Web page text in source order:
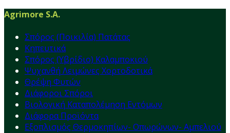
Agrimore S.A.
Σπόρος (Ποικιλία) Πατάτας
Κηπευτικά
Σπόρος (Υβρίδιο) Καλαμποκιού
Ψυχανθή Λειμώνες Χορτοδοτικά
Θρέψη Φυτών
Διάφοροι Σπόροι
Βιολογική Καταπολέμηση Εντόμων
Διάφορα Προϊόντα
Εξοπλισμός Θερμοκηπίων- Οπωρώνων- Αμπελιού